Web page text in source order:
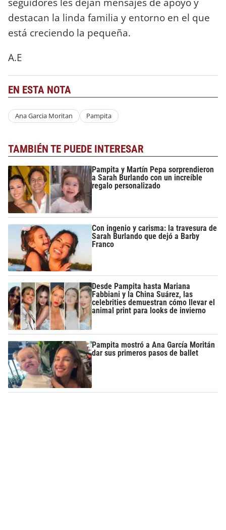
destacan la linda familia y entorno en el que
está creciendo la pequeña.
A.E
EN ESTA NOTA
Ana Garcia Moritan Pampita
TAMBIÉN TE PUEDE INTERESAR
Pampita y Martín Pepa sorprendieron
a Sarah Burlando con un increíble
regalo personalizado
Con ingenio y carisma: la travesura de
Sarah Burlando que dejó a Barby
Franco
Desde Pampita hasta Mariana
Fabbiani y la China Suárez, las
celebrities demuestran cómo llevar el
animal print para looks de invierno
Pampita mostró a Ana García Moritán
dar sus primeros pasos de ballet